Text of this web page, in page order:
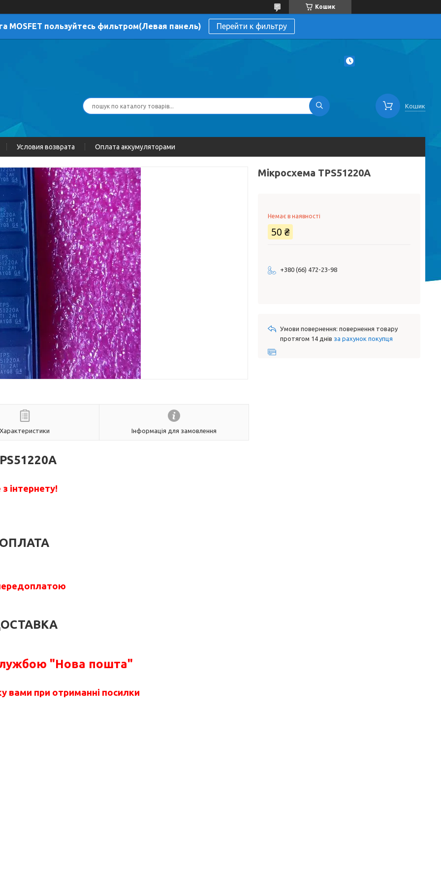
Кошик
MOSFET пользуйтесь фильтром(Левая панель) Перейти к фильтру
Кошик
Условия возврата Оплата аккумуляторами
Характеристики Інформація для замовлення
інтернету!
"Нова пошта"
вами при отриманні посилки
Мікросхема TPS51220A
Немає в наявності
50 ₴
+380 (66) 472-23-98
повернення товару
протягом 14 днів за рахунок покупця